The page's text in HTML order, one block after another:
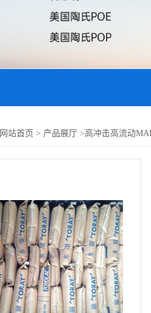
网站首页 > 产品展厅 >高冲击高流动